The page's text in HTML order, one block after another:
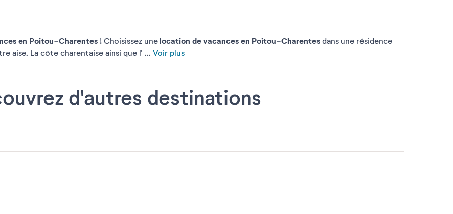
en Poitou-Charentes ! Choisissez une location de vacances en Poitou-Charentes dans une résidence
aise. La côte charentaise ainsi que l' ... Voir plus
d'autres destinations